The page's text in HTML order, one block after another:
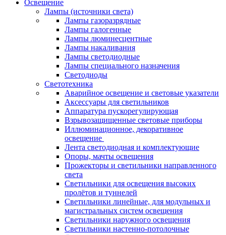
Освещение
Лампы (источники света)
Лампы газоразрядные
Лампы галогенные
Лампы люминесцентные
Лампы накаливания
Лампы светодиодные
Лампы специального назначения
Светодиоды
Светотехника
Аварийное освещение и световые указатели
Аксессуары для светильников
Аппаратура пускорегулирующая
Взрывозащищенные световые приборы
Иллюминационное, декоративное
освещение
Лента светодиодная и комплектующие
Опоры, мачты освещения
Прожекторы и светильники направленного
света
Светильники для освещения высоких
пролётов и туннелей
Светильники линейные, для модульных и
магистральных систем освещения
Светильники наружного освещения
Светильники настенно-потолочные